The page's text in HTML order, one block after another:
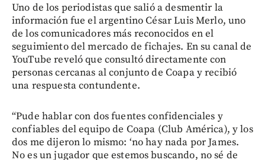
Uno de los periodistas que salió a desmentir la
información fue el argentino César Luis Merlo, uno
de los comunicadores más reconocidos en el
seguimiento del mercado de fichajes. En su canal de
YouTube reveló que consultó directamente con
personas cercanas al conjunto de Coapa y recibió
una respuesta contundente.
“Pude hablar con dos fuentes confidenciales y
confiables del equipo de Coapa (Club América), y los
dos me dijeron lo mismo: ‘no hay nada por James.
No es un jugador que estemos buscando, no sé de